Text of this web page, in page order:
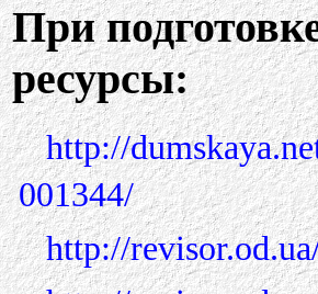
При
ресурсы:
http://
001344/
http://